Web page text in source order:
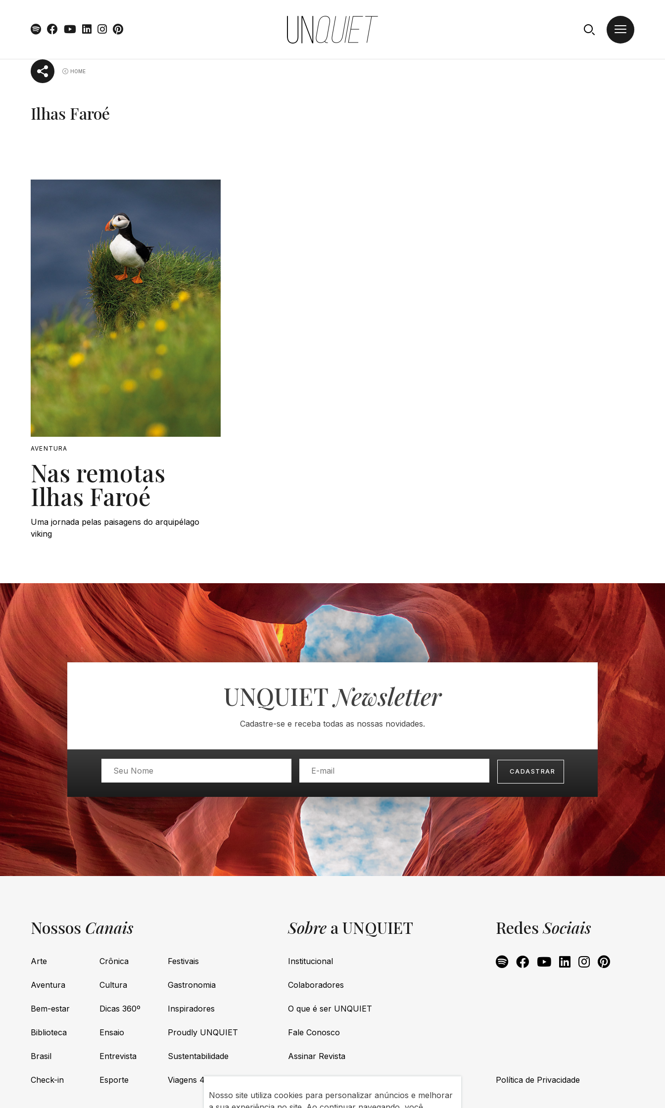
UNQUIET
HOME
Ilhas Faroé
AVENTURA
Nas remotas
Ilhas Faroé
Uma jornada pelas paisagens do arquipélago
viking
UNQUIETNewsletter
Cadastre-se e receba todas as nossas novidades.
Nossos Canais
Arte
Aventura
Bem-estar
Biblioteca
Brasil
Check-in
Crônica
Cultura
Dicas 360º
Ensaio
Entrevista
Esporte
Festivais
Gastronomia
Inspiradores
Proudly UNQUIET
Sustentabilidade
Viagens 4×4
Sobre a UNQUIET
Institucional
Colaboradores
O que é ser UNQUIET
Fale Conosco
Assinar Revista
RedesSociais
Política de Privacidade
Nosso site utiliza cookies para personalizar anúncios e melhorar